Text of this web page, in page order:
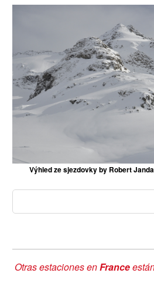
Výhled ze sjezdovky by Robert Janda
Otras estaciones enFrance